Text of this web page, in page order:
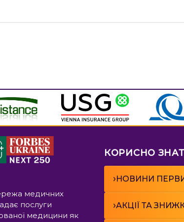
медичних
послуги
медицини як
КОРИСНО
› НОВИНИ
›АКЦІЇ ТА